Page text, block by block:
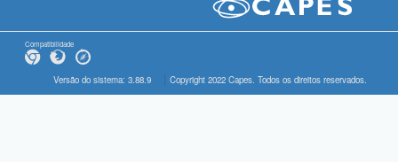
Compatibilidade
Versão do sistema: 3.88.9 Copyright 2022 Capes. Todos os direitos reservados.